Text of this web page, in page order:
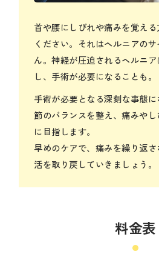
首や腰にしびれや痛みを覚え
ください。それはヘルニアの
ん。神経が圧迫されるヘルニ
し、手術が必要になることも。
手術が必要となる深刻な事態
節のバランスを整え、痛みや
に目指します。
早めのケアで、痛みを繰り返
活を取り戻していきましょう。
料金表